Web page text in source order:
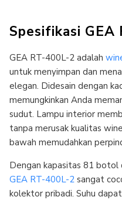
Spesifikasi
GEA RT-400L-2 adalah
untuk menyimpan dan
elegan. Didesain dengan
memungkinkan Anda
sudut. Lampu interior
tanpa merusak kualitas
bawah memudahkan
Dengan kapasitas 81 botol
GEA RT-400L-2sangat
kolektor pribadi. Suhu